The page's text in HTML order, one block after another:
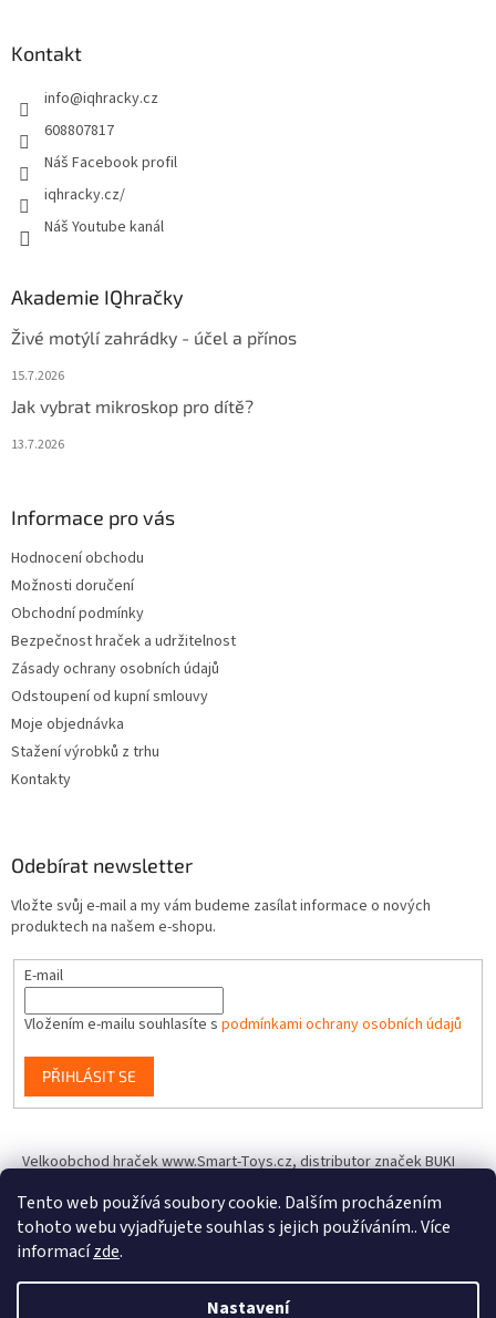
Tento web používá soubory cookie. Dalším procházením
tohoto webu vyjadřujete souhlas s jejich používáním.. Více
informacízde.
Nastavení
Kontakt
info@iqhracky.cz
608807817
Náš Facebook profil
iqhracky.cz/
Náš Youtube kanál
Akademie IQhračky
Živé motýlí zahrádky - účel a přínos
15.7.2026
Jak vybrat mikroskop pro dítě?
13.7.2026
Informace pro vás
Hodnocení obchodu
Možnosti doručení
Obchodní podmínky
Bezpečnost hraček a udržitelnost
Zásady ochrany osobních údajů
Odstoupení od kupní smlouvy
Moje objednávka
Stažení výrobků z trhu
Kontakty
Odebírat newsletter
Vložte svůj e-mail a my vám budeme zasílat informace o nových
produktech na našem e-shopu.
E-mail
Vložením e-mailu souhlasíte s podmínkami ochrany osobních údajů
PŘIHLÁSIT SE
Velkoobchod hraček www.Smart-Toys.cz, distributor značek BUKI